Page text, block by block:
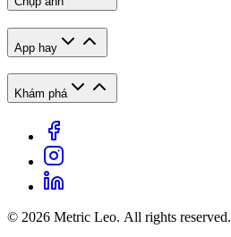
App hay
Khám phá
© 2026 Metric Leo. All rights reserved.